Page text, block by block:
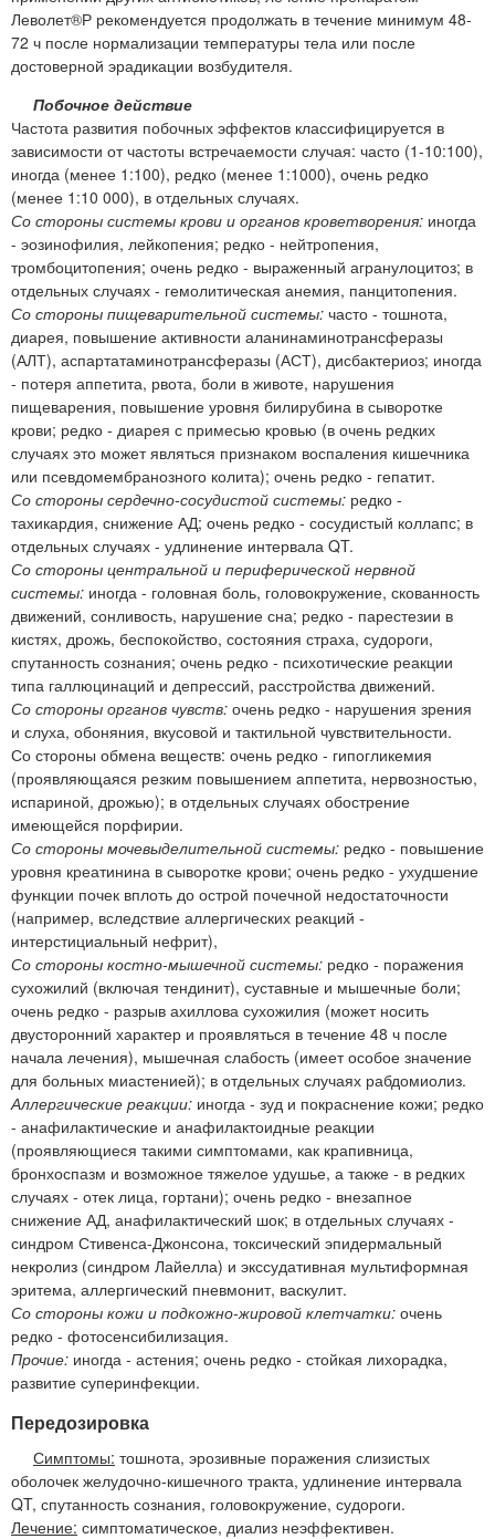
Леволет®Р рекомендуется продолжать в течение минимум 48-
72 ч после нормализации температуры тела или после
достоверной эрадикации возбудителя.
Побочное действие
Частота развития побочных эффектов классифицируется в
зависимости от частоты встречаемости случая: часто (1-10:100),
иногда (менее 1:100), редко (менее 1:1000), очень редко
(менее 1:10 000), в отдельных случаях.
Со стороны системы крови и органов кроветворения: иногда
- эозинофилия, лейкопения; редко - нейтропения,
тромбоцитопения; очень редко - выраженный агранулоцитоз; в
отдельных случаях - гемолитическая анемия, панцитопения.
Со стороны пищеварительной системы: часто - тошнота,
диарея, повышение активности аланинаминотрансферазы
(АЛТ), аспартатаминотрансферазы (АСТ), дисбактериоз; иногда
- потеря аппетита, рвота, боли в животе, нарушения
пищеварения, повышение уровня билирубина в сыворотке
крови; редко - диарея с примесью кровью (в очень редких
случаях это может являться признаком воспаления кишечника
или псевдомембранозного колита); очень редко - гепатит.
Со стороны сердечно-сосудистой системы: редко -
тахикардия, снижение АД; очень редко - сосудистый коллапс; в
отдельных случаях - удлинение интервала QT.
Со стороны центральной и периферической нервной
системы: иногда - головная боль, головокружение, скованность
движений, сонливость, нарушение сна; редко - парестезии в
кистях, дрожь, беспокойство, состояния страха, судороги,
спутанность сознания; очень редко - психотические реакции
типа галлюцинаций и депрессий, расстройства движений.
Со стороны органов чувств: очень редко - нарушения зрения
и слуха, обоняния, вкусовой и тактильной чувствительности.
Со стороны обмена веществ: очень редко - гипогликемия
(проявляющаяся резким повышением аппетита, нервозностью,
испариной, дрожью); в отдельных случаях обострение
имеющейся порфирии.
Со стороны мочевыделительной системы: редко - повышение
уровня креатинина в сыворотке крови; очень редко - ухудшение
функции почек вплоть до острой почечной недостаточности
(например, вследствие аллергических реакций -
интерстициальный нефрит),
Со стороны костно-мышечной системы: редко - поражения
сухожилий (включая тендинит), суставные и мышечные боли;
очень редко - разрыв ахиллова сухожилия (может носить
двусторонний характер и проявляться в течение 48 ч после
начала лечения), мышечная слабость (имеет особое значение
для больных миастенией); в отдельных случаях рабдомиолиз.
Аллергические реакции: иногда - зуд и покраснение кожи; редко
- анафилактические и анафилактоидные реакции
(проявляющиеся такими симптомами, как крапивница,
бронхоспазм и возможное тяжелое удушье, а также - в редких
случаях - отек лица, гортани); очень редко - внезапное
снижение АД, анафилактический шок; в отдельных случаях -
синдром Стивенса-Джонсона, токсический эпидермальный
некролиз (синдром Лайелла) и экссудативная мультиформная
эритема, аллергический пневмонит, васкулит.
Со стороны кожи и подкожно-жировой клетчатки: очень
редко - фотосенсибилизация.
Прочие: иногда - астения; очень редко - стойкая лихорадка,
развитие суперинфекции.
Передозировка
Симптомы: тошнота, эрозивные поражения слизистых
оболочек желудочно-кишечного тракта, удлинение интервала
QT, спутанность сознания, головокружение, судороги.
Лечение: симптоматическое, диализ неэффективен.